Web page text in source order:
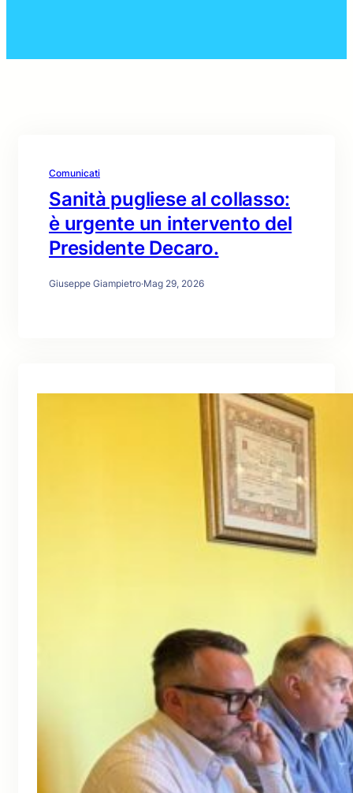
Comunicati
Sanità pugliese al collasso:
è urgente un intervento del
Presidente Decaro.
Giuseppe Giampietro·Mag 29, 2026